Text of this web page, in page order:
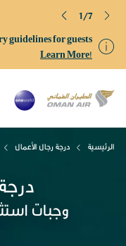
guidelines for guests
Learn More!
1/7
وجبات
الرئيسية درجة رجال الأعمال